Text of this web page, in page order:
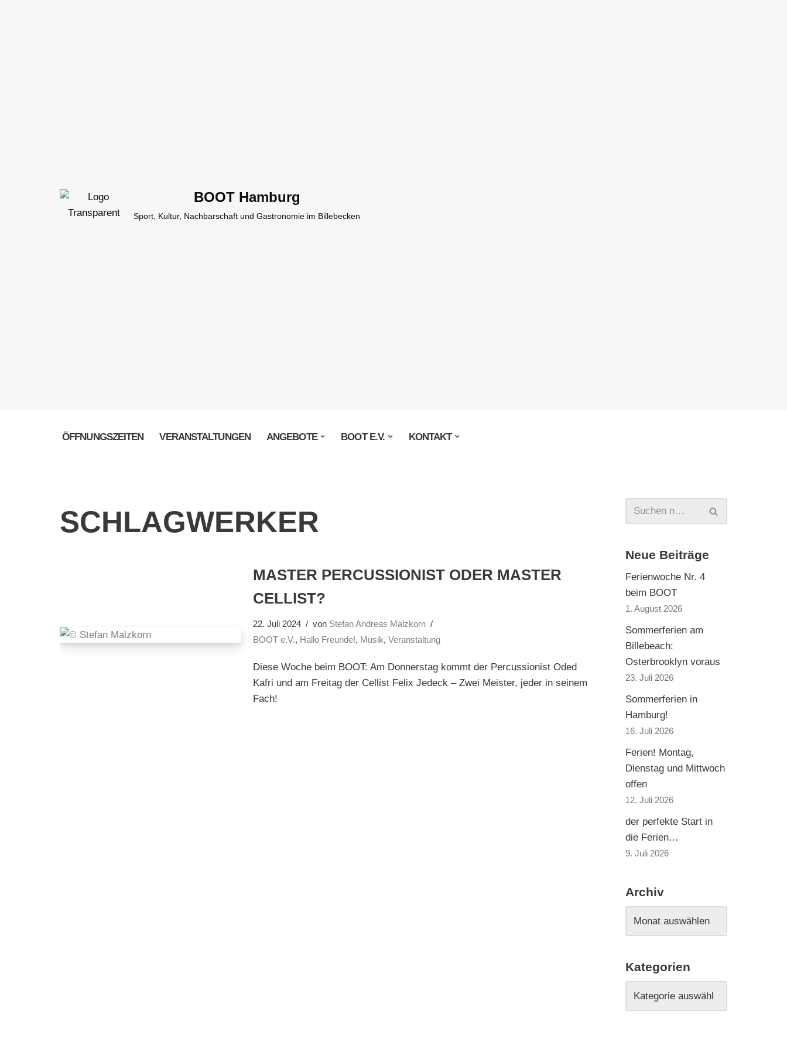
BOOT Hamburg
Sport, Kultur, Nachbarschaft und Gastronomie im Billebecken
ÖFFNUNGSZEITEN VERANSTALTUNGEN ANGEBOTE BOOT E.V. KONTAKT
SCHLAGWERKER
MASTER PERCUSSIONIST ODER MASTER
CELLIST?
22. Juli 2024 von Stefan Andreas Malzkorn
BOOT e.V., Hallo Freunde!, Musik,Veranstaltung
Diese Woche beim BOOT: Am Donnerstag kommt der Percussionist Oded
Kafri und am Freitag der Cellist Felix Jedeck – Zwei Meister, jeder in seinem
Fach!
Neue Beiträge
Ferienwoche Nr. 4
beim BOOT
1. August 2026
Sommerferien am
Billebeach:
Osterbrooklyn voraus
23. Juli 2026
Sommerferien in
Hamburg!
16. Juli 2026
Ferien! Montag,
Dienstag und Mittwoch
offen
12. Juli 2026
der perfekte Start in
die Ferien…
9. Juli 2026
Archiv
Kategorien